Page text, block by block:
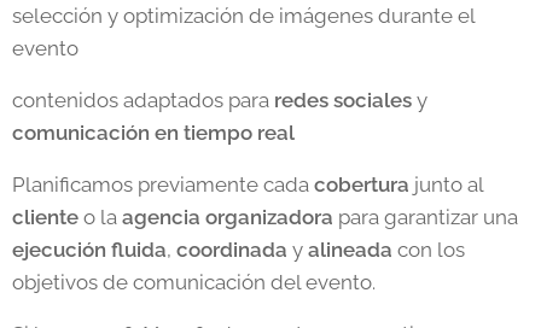
selección y optimización de imágenes durante el
evento
contenidos adaptados para redes sociales y
comunicación en tiempo real
Planificamos previamente cada cobertura junto al
cliente o la agencia organizadora para garantizar una
ejecución fluida, coordinada y alineada con los
objetivos de comunicación del evento.